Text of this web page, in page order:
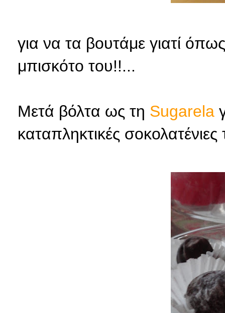
για να τα βουτάμε γιατί
μπισκότο του!!...
Μετά βόλτα ως τη Sugarela
καταπληκτικές